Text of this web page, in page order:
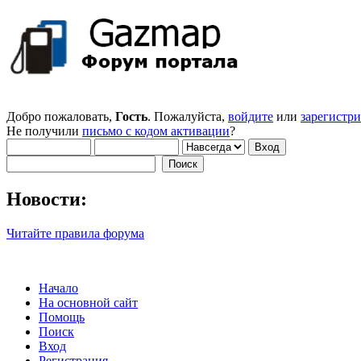
Добро пожаловать, Гость. Пожалуйста, войдите или
Не получили письмо с кодом активации?
Новости:
Читайте правила форума
Начало
На основной сайт
Помощь
Поиск
Вход